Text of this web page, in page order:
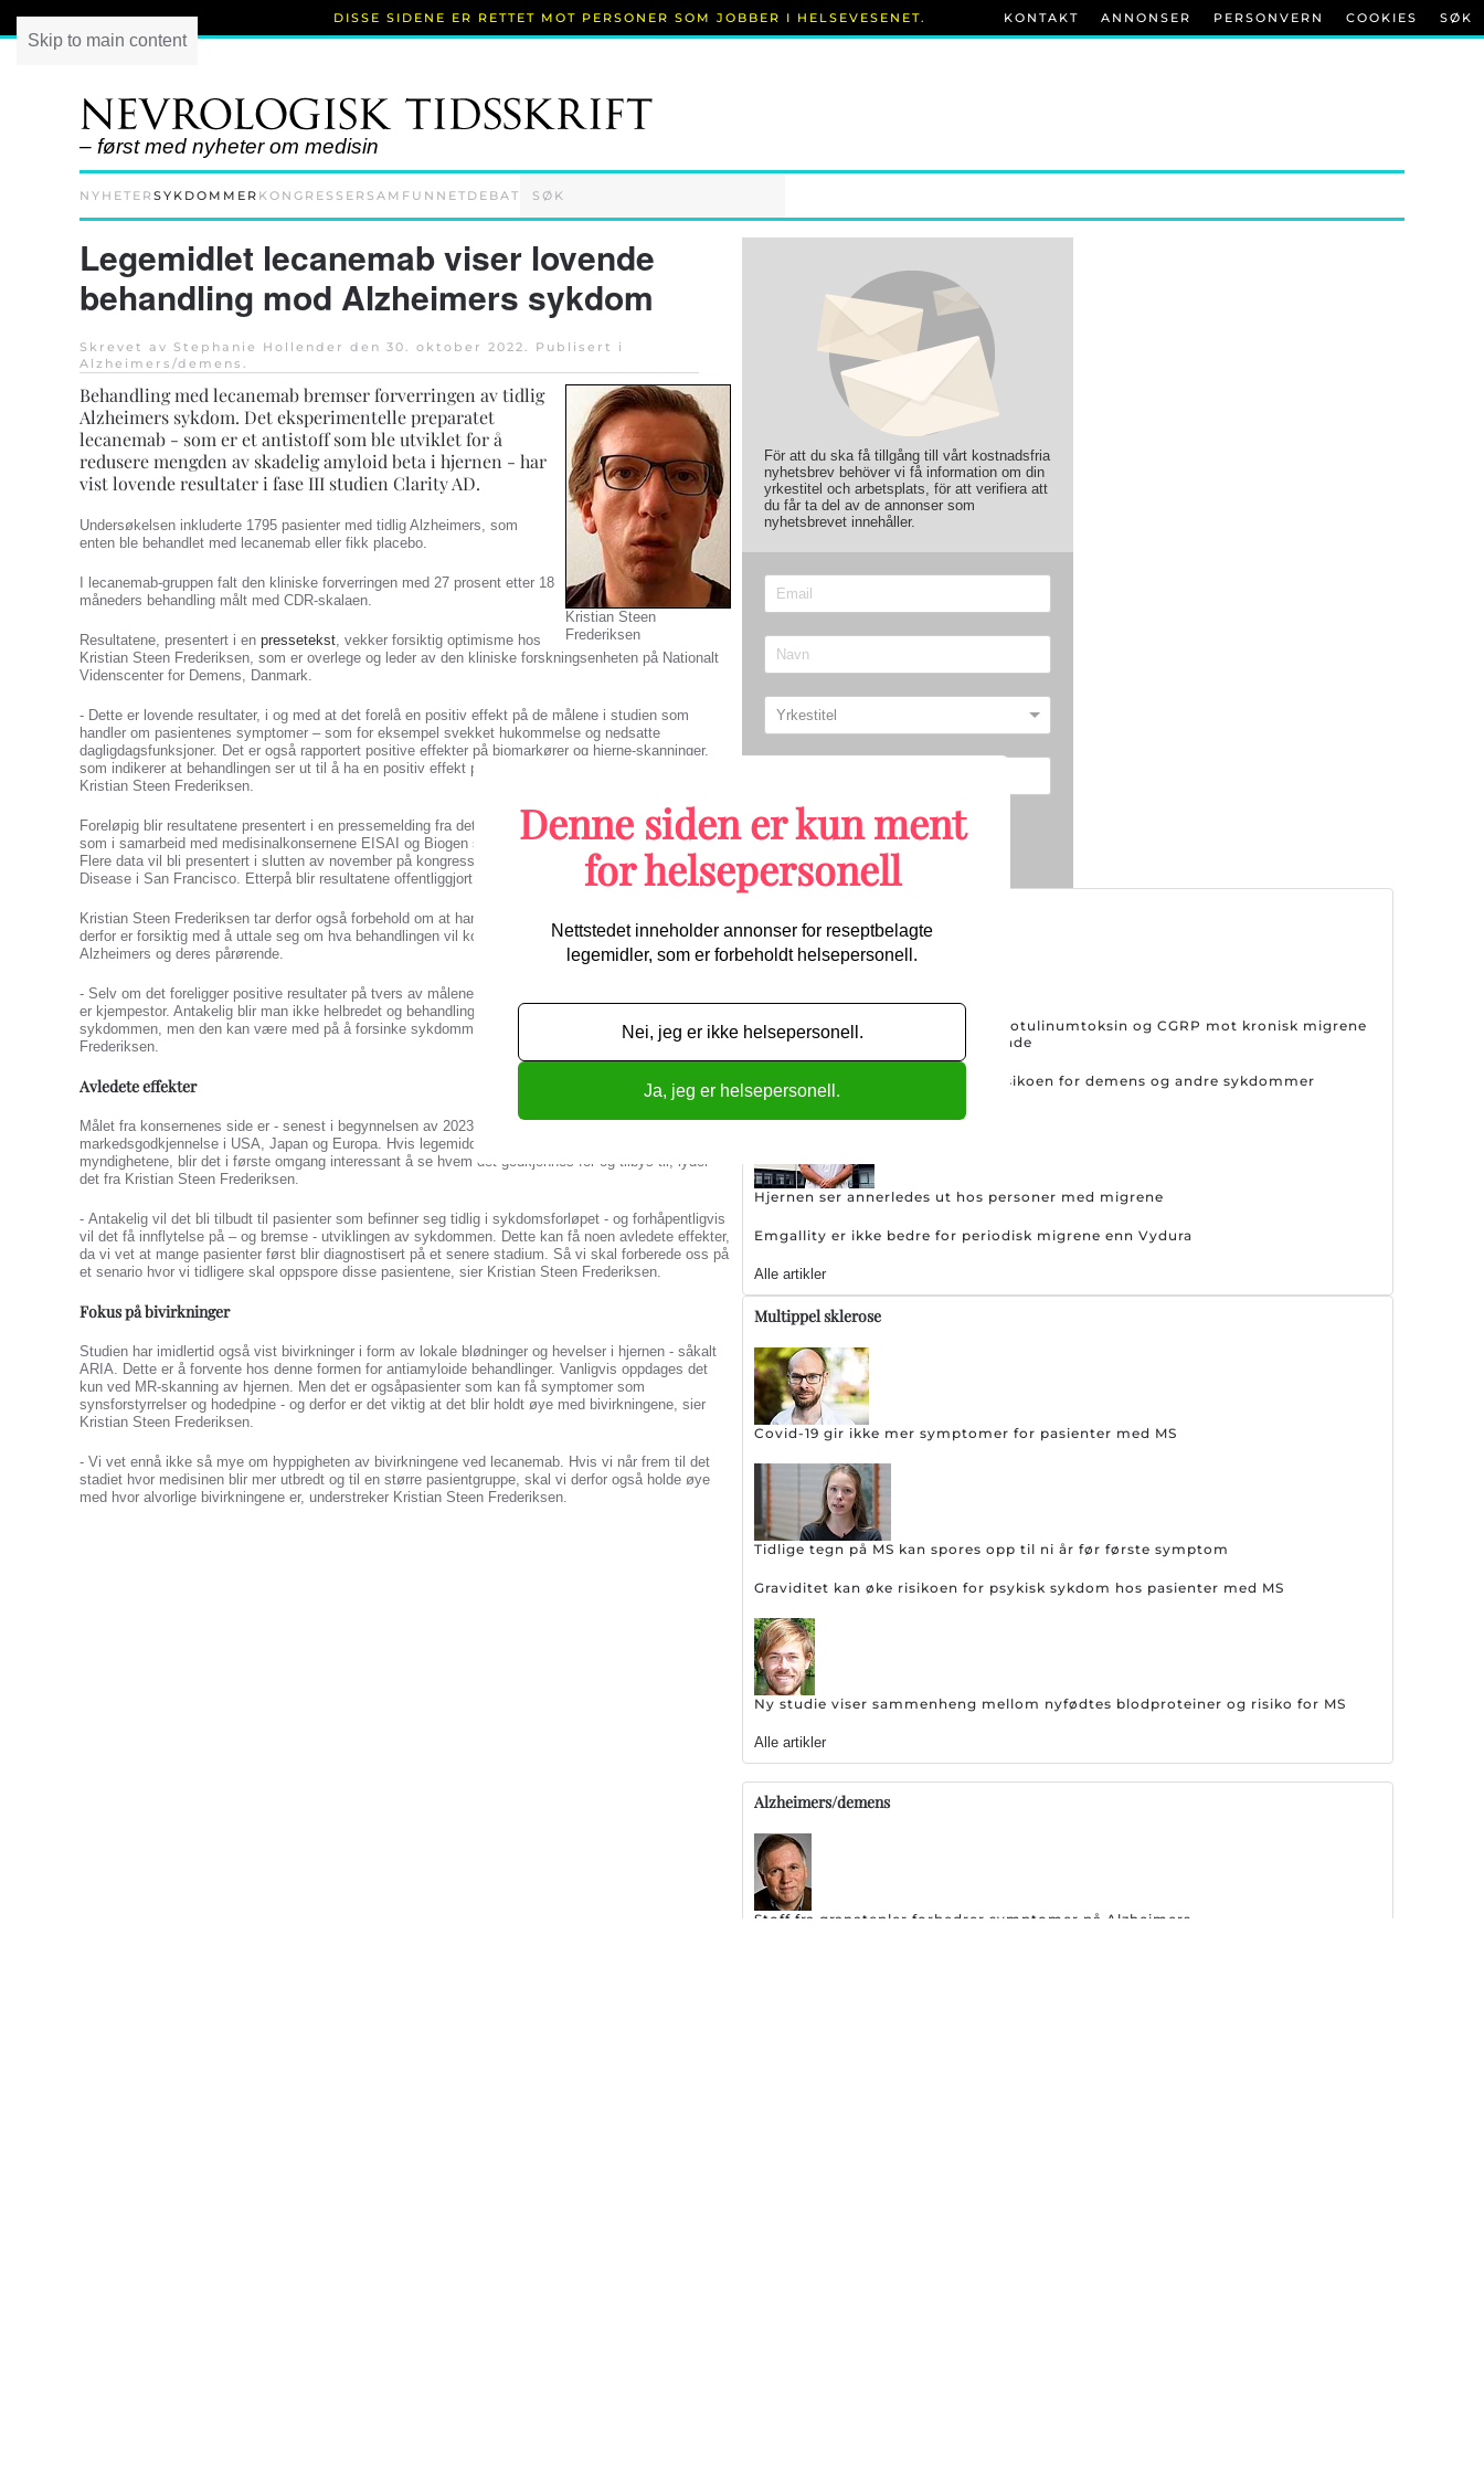
Skip to main content
– først med nyheter om medisin
NYHETER SYKDOMMER KONGRESSER SAMFUNNET DEBAT
DISSE SIDENE ER RETTET MOT PERSONER SOM JOBBER I HELSEVESENET. KONTAKT ANNONSER PERSONVERN COOKIES SØK
Legemidlet lecanemab viser lovende
behandling mod Alzheimers sykdom
Skrevet av Stephanie Hollender den 30. oktober 2022. Publisert i
Alzheimers/demens .
Kristian Steen
Frederiksen
Behandling med lecanemab bremser forverringen av tidlig
Alzheimers sykdom. Det eksperimentelle preparatet
lecanemab - som er et antistoff som ble utviklet for å
redusere mengden av skadelig amyloid beta i hjernen - har
vist lovende resultater i fase III studien Clarity AD.
Undersøkelsen inkluderte 1795 pasienter med tidlig Alzheimers, som
enten ble behandlet med lecanemab eller fikk placebo.
I lecanemab-gruppen falt den kliniske forverringen med 27 prosent etter 18
måneders behandling målt med CDR-skalaen.
Resultatene, presentert i en pressetekst, vekker forsiktig optimisme hos
Kristian Steen Frederiksen, som er overlege og leder av den kliniske forskningsenheten på Nationalt
Videnscenter for Demens, Danmark.
- Dette er lovende resultater, i og med at det forelå en positiv effekt på de målene i studien som
handler om pasientenes symptomer – som for eksempel svekket hukommelse og nedsatte
dagligdagsfunksjoner. Det er også rapportert positive effekter på biomarkører og hjerne-skanninger,
som indikerer at behandlingen ser ut til å ha en positiv effekt på Alzheimers sykdommens biologi, sier
Kristian Steen Frederiksen.
Foreløpig blir resultatene presentert i en pressemelding fra det svenske biotek-selskapet Bioarctic,
som i samarbeid med medisinalkonsernene EISAI og Biogen står bak utviklingen av legemiddelet.
Flere data vil bli presentert i slutten av november på kongressen Clinical Trials on Alzheimer’s
Disease i San Francisco. Etterpå blir resultatene offentliggjort i vitenskapelige tidsskrifter.
Kristian Steen Frederiksen tar derfor også forbehold om at han bare har sett foreløpige resultater og
derfor er forsiktig med å uttale seg om hva behandlingen vil komme til å bety for pasienter med
Alzheimers og deres pårørende.
- Selv om det foreligger positive resultater på tvers av målene, ser det ikke ut til at effekten
er kjempestor. Antakelig blir man ikke helbredet og behandlingen vil ikke nødvendigvis stoppe
sykdommen, men den kan være med på å forsinke sykdommens utvikling, sier Kristian Steen
Frederiksen.
Avledete effekter
Målet fra konsernenes side er - senest i begynnelsen av 2023- å sende inn en søknad om
markedsgodkjennelse i USA, Japan og Europa. Hvis legemiddelet blir godkjent av de relevante
myndighetene, blir det i første omgang interessant å se hvem det godkjennes for og tilbys til, lyder
det fra Kristian Steen Frederiksen.
- Antakelig vil det bli tilbudt til pasienter som befinner seg tidlig i sykdomsforløpet - og forhåpentligvis
vil det få innflytelse på – og bremse - utviklingen av sykdommen. Dette kan få noen avledete effekter,
da vi vet at mange pasienter først blir diagnostisert på et senere stadium. Så vi skal forberede oss på
et senario hvor vi tidligere skal oppspore disse pasientene, sier Kristian Steen Frederiksen.
Fokus på bivirkninger
Studien har imidlertid også vist bivirkninger i form av lokale blødninger og hevelser i hjernen - såkalt
ARIA. Dette er å forvente hos denne formen for antiamyloide behandlinger. Vanligvis oppdages det
kun ved MR-skanning av hjernen. Men det er ogsåpasienter som kan få symptomer som
synsforstyrrelser og hodedpine - og derfor er det viktig at det blir holdt øye med bivirkningene, sier
Kristian Steen Frederiksen.
- Vi vet ennå ikke så mye om hyppigheten av bivirkningene ved lecanemab. Hvis vi når frem til det
stadiet hvor medisinen blir mer utbredt og til en større pasientgruppe, skal vi derfor også holde øye
med hvor alvorlige bivirkningene er, understreker Kristian Steen Frederiksen.
För att du ska få tillgång till vårt kostnadsfria
nyhetsbrev behöver vi få information om din
yrkestitel och arbetsplats, för att verifiera att
du får ta del av de annonser som
nyhetsbrevet innehåller.
Send
Første randomiserte studien på botulinumtoksin og CGRP mot kronisk migrene
starter opp: Kan bli praksisendrende
Sjeldent hodepinetilstand øker risikoen for demens og andre sykdommer
Hjernen ser annerledes ut hos personer med migrene
Emgallity er ikke bedre for periodisk migrene enn Vydura
Alle artikler
Multippel sklerose
Covid-19 gir ikke mer symptomer for pasienter med MS
Tidlige tegn på MS kan spores opp til ni år før første symptom
Graviditet kan øke risikoen for psykisk sykdom hos pasienter med MS
Ny studie viser sammenheng mellom nyfødtes blodproteiner og risiko for MS
Alle artikler
Alzheimers/demens
Stoff fra granatepler forbedrer symptomer på Alzheimers
Denne siden er kun ment
for helsepersonell
Nettstedet inneholder annonser for reseptbelagte
legemidler, som er forbeholdt helsepersonell.
Nei, jeg er ikke helsepersonell.
Ja, jeg er helsepersonell.